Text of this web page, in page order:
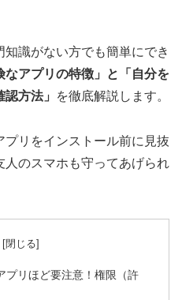
識がない方でも簡単にでき
なアプリの特徴」と「自分を
方法」
を徹底解説します。
リをインストール前に見抜
人のスマホも守ってあげられ
プリほど要注意！権限（許